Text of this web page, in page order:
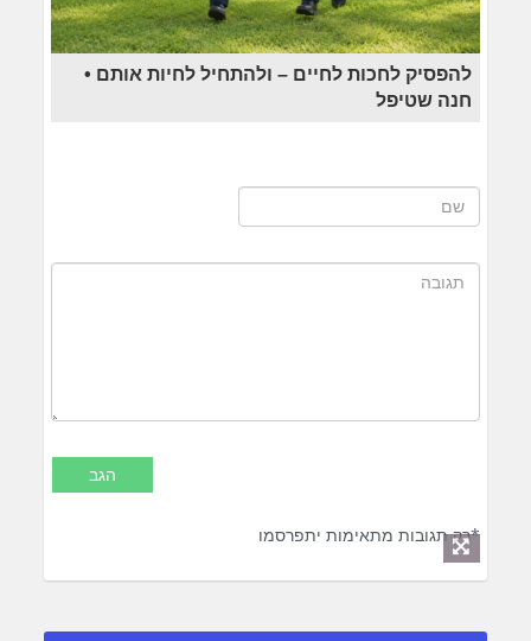
להפסיק לחכות לחיים – ולהתחיל לחיות אותם •
חנה שטיפל
*רק תגובות מתאימות יתפרסמו